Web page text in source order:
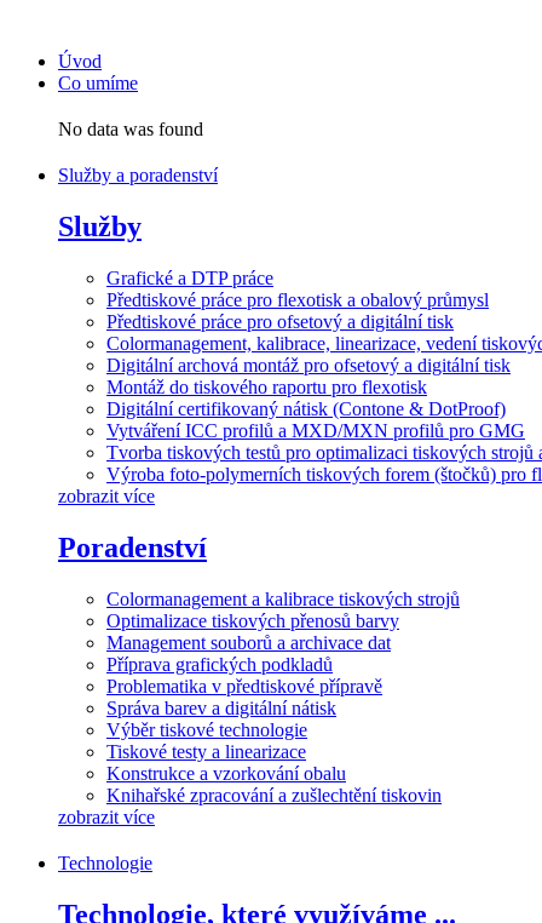
obsahuÚvod
Co umíme
No data was found
Služby a poradenství
Služby
Grafické a DTP práce
Předtiskové práce pro flexotisk a obalový průmysl
Předtiskové práce pro ofsetový a digitální tisk
Colormanagement, kalibrace, linearizace, vedení
Digitální archová montáž pro ofsetový a digitální tisk
Montáž do tiskového raportu pro flexotisk
Digitální certifikovaný nátisk (Contone & DotProof)
Vytváření ICC profilů a MXD/MXN profilů pro GMG
Tvorba tiskových testů pro optimalizaci tiskových strojů
Výroba foto-polymerních tiskových forem (štočků) pro
zobrazit více
Poradenství
Colormanagement a kalibrace tiskových strojů
Optimalizace tiskových přenosů barvy
Management souborů a archivace dat
Příprava grafických podkladů
Problematika v předtiskové přípravě
Správa barev a digitální nátisk
Výběr tiskové technologie
Tiskové testy a linearizace
Konstrukce a vzorkování obalu
Knihařské zpracování a zušlechtění tiskovin
zobrazit více
Technologie
Technologie, které využíváme ...